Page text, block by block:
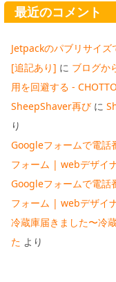
最近のコメント
Jetpackのパブリサイ
[追記あり] に ブログか
用を回避する -
SheepShaver再び に
り
Googleフォームで電話
フォーム | webデザイ
Googleフォームで電話
フォーム | webデザイ
冷蔵庫届きました〜冷
た より